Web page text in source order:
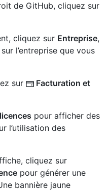
de GitHub, cliquez sur
cliquez sur Entreprise,
l’entreprise que vous
sur
Facturation et
pour afficher des
l’utilisation des
cliquez sur
pour générer une
bannière jaune